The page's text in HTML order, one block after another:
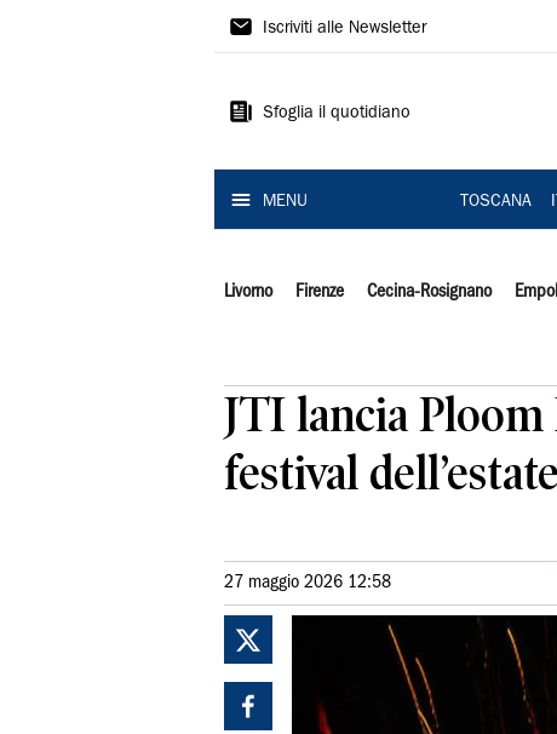
Il
Iscriviti alle Newsletter
Sfoglia il quotidiano
MENU TOSCANA
Livorno Firenze Cecina-Rosignano
JTI lancia
festival
27 maggio 2026 12:58